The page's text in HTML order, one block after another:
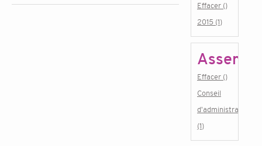
Effacer ()
2015 (1)
Effacer ()
Conseil
d'administration
(1)